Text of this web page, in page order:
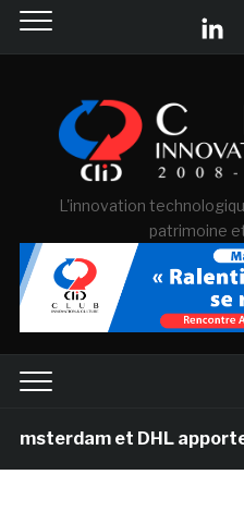
L'innovation
patrimoine
et DHL apportent l’art